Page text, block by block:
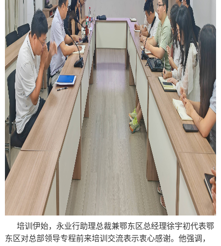
培训伊始，永业行助理总裁兼鄂东区总经理徐宇初代表鄂
东区对总部领导专程前来培训交流表示衷心感谢。他强调，